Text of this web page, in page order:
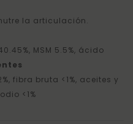
la articulación.
MSM 5.5%, ácido
fibra bruta <1%, aceites y
<1%